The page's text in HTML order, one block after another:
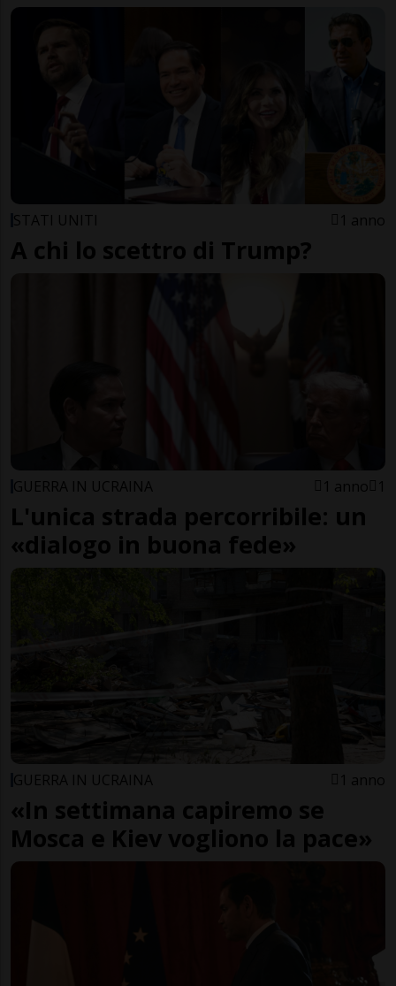
STATI UNITI 1 anno
A chi lo scettro di Trump?
GUERRA IN UCRAINA 1 anno 1
L'unica strada percorribile: un
«dialogo in buona fede»
GUERRA IN UCRAINA 1 anno
«In settimana capiremo se
Mosca e Kiev vogliono la pace»